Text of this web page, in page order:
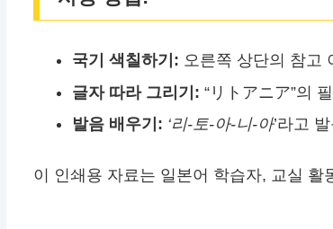
국기 색칠하기: 오른쪽 상단의 참고
글자 따라 그리기: “リトアニア”의
발음 배우기: ‘리-토-아-니-아’라고
이 인쇄용 자료는 일본어 학습자, 교실